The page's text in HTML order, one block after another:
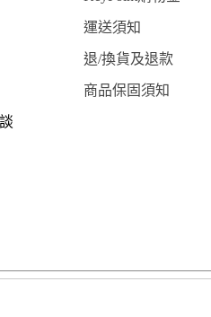
運送須知
退/換貨及退款
商品保固須知